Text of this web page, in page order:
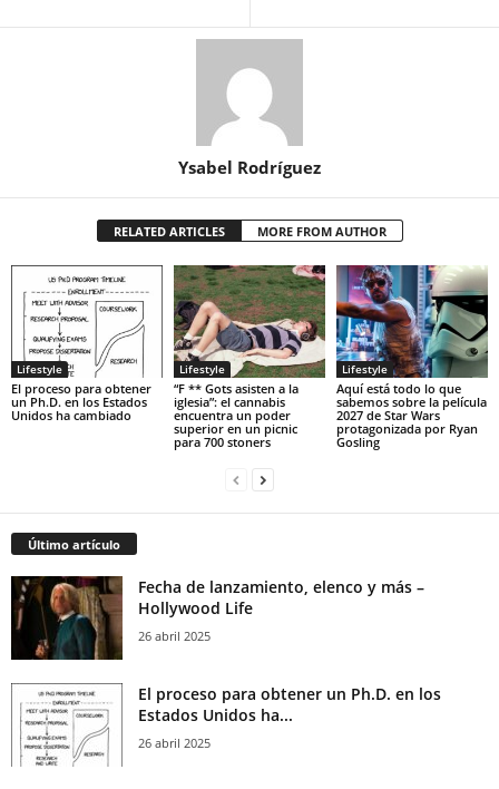
Ysabel Rodríguez
RELATED ARTICLES MORE FROM AUTHOR
Lifestyle
El proceso para obtener
un Ph.D. en los Estados
Unidos ha cambiado
Lifestyle
“F ** Gots asisten a la
iglesia”: el cannabis
encuentra un poder
superior en un picnic
para 700 stoners
Lifestyle
Aquí está todo lo que
sabemos sobre la película
2027 de Star Wars
protagonizada por Ryan
Gosling
Último artículo
Fecha de lanzamiento, elenco y más –
Hollywood Life
26 abril 2025
El proceso para obtener un Ph.D. en los
Estados Unidos ha...
26 abril 2025